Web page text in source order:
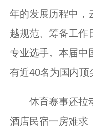
年的发展历程中，
越规范、筹备工作
专业选手。本届中
有近40名为国内顶
体育赛事还拉动
酒店民宿一房难求